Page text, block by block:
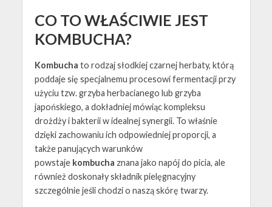
CO TO WŁAŚCIWIE JEST
KOMBUCHA?
Kombucha to rodzaj słodkiej czarnej herbaty, którą
poddaje się specjalnemu procesowi fermentacji przy
użyciu tzw. grzyba herbacianego lub grzyba
japońskiego, a dokładniej mówiąc kompleksu
drożdży i bakterii w idealnej synergii. To właśnie
dzięki zachowaniu ich odpowiedniej proporcji, a
także panujących warunków
powstaje kombucha znana jako napój do picia, ale
również doskonały składnik pielęgnacyjny
szczególnie jeśli chodzi o naszą skórę twarzy.